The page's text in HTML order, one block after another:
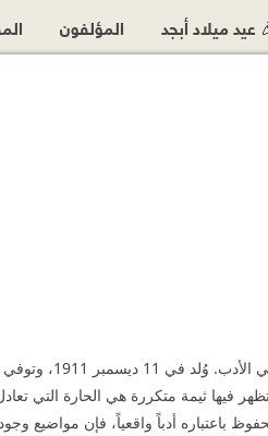
https://
https://twitter.com/
فيها ثيمة متكررة هي الحارة التي
أدباً واقعياً، فإن مواضيع
عيد ميلاد أبجد المؤلفون